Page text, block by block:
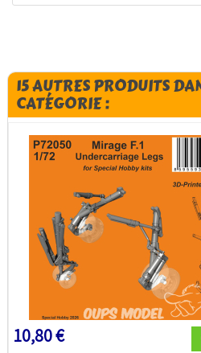
15 AUTRES PRODUITS
CATÉGORIE :
10,80 €